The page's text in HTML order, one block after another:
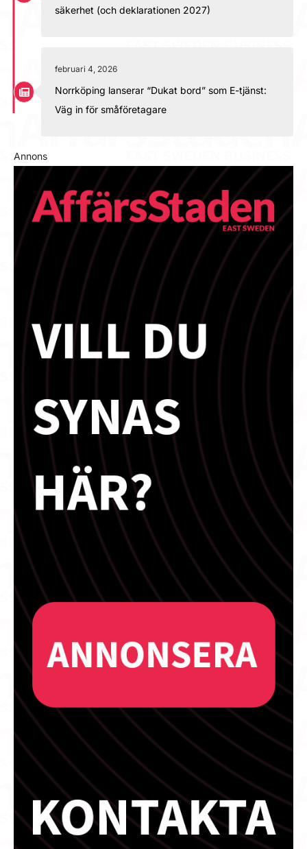
säkerhet (och deklarationen 2027)
februari 4, 2026
Norrköping lanserar “Dukat bord” som E-tjänst:
Väg in för småföretagare
Annons